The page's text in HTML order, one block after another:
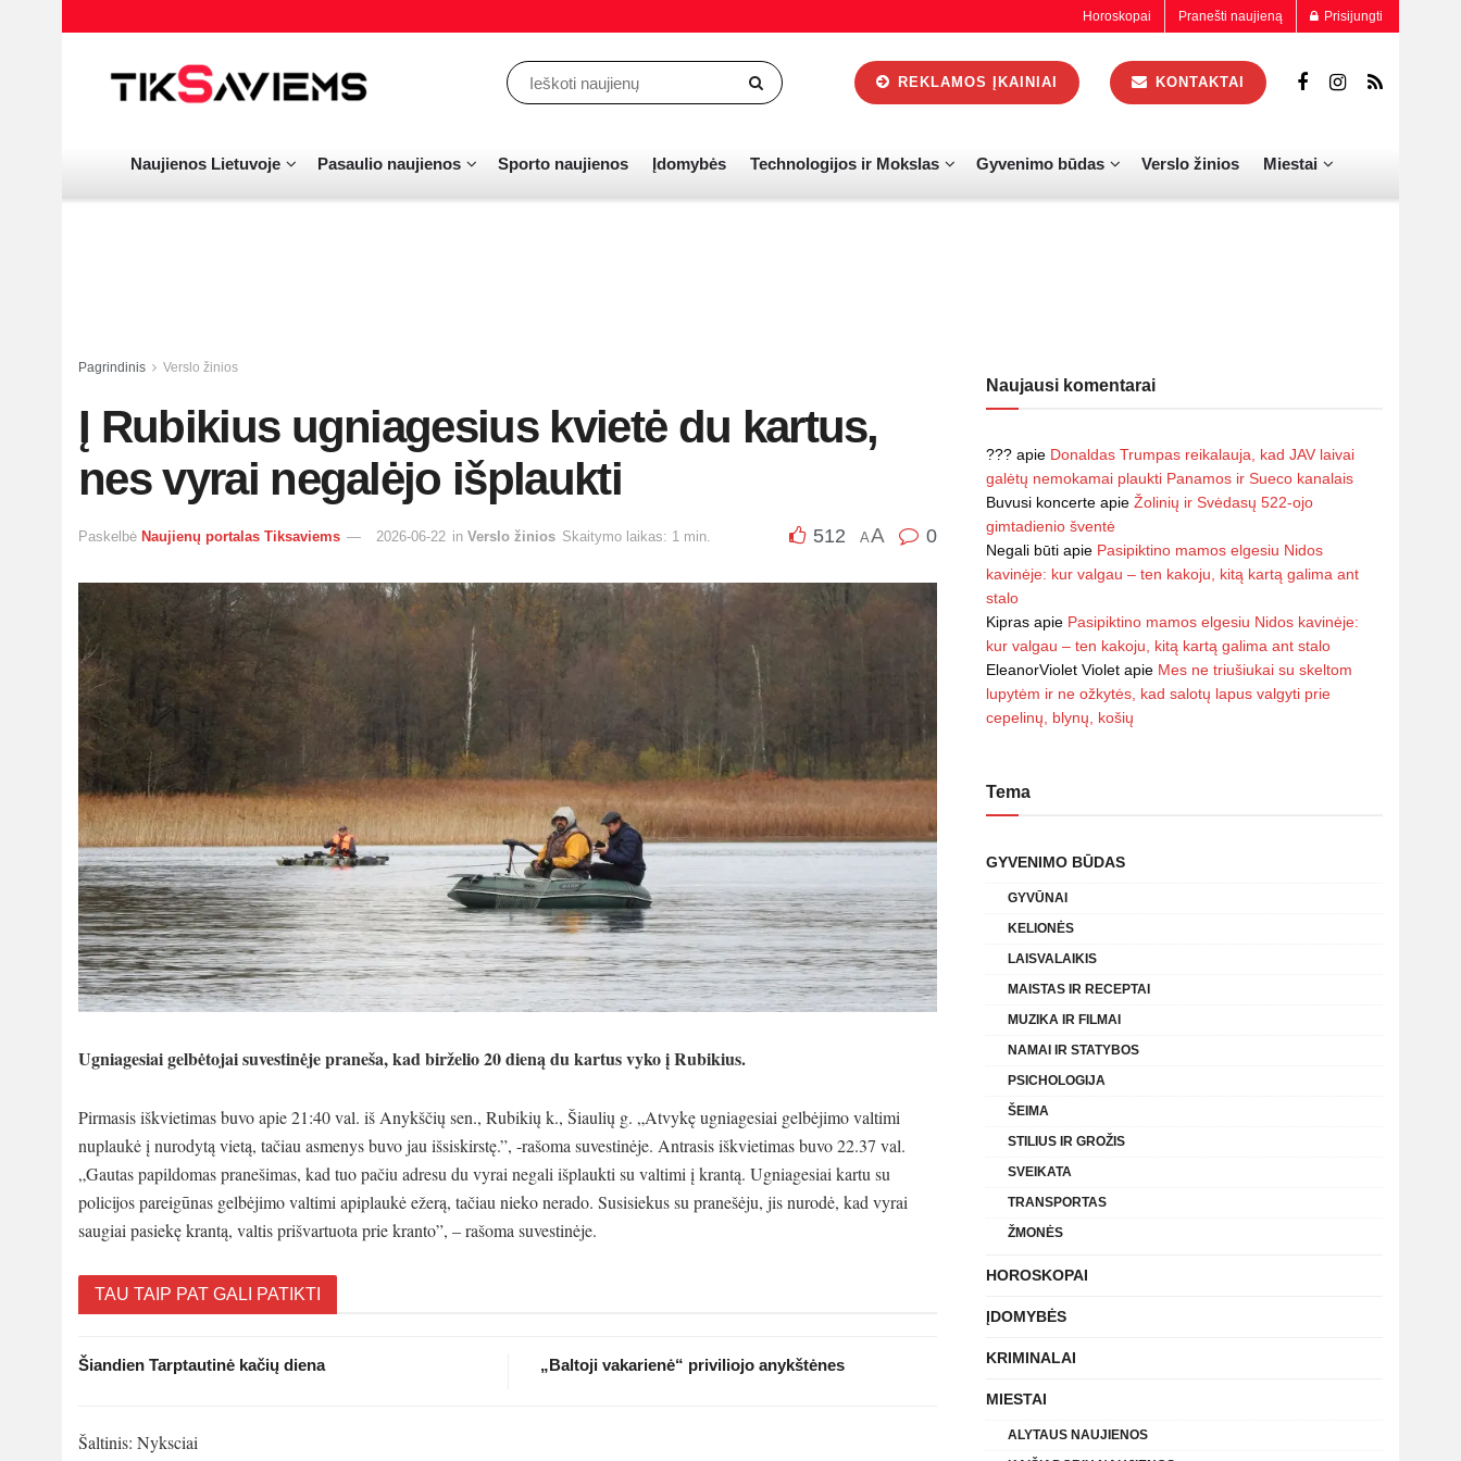
Horoskopai Pranešti naujieną Prisijungti
REKLAMOS ĮKAINIAI KONTAKTAI
Naujienos Lietuvoje Pasaulio naujienos Sporto naujienos Įdomybės Technologijos ir Mokslas Gyvenimo būdas Verslo žinios Miestai
Pagrindinis Verslo žinios
Į Rubikius ugniagesius kvietė du kartus,
nes vyrai negalėjo išplaukti
Paskelbė Naujienų portalas Tiksaviems 2026-06-22 in Verslo žinios Skaitymo laikas: 1 min. 512 AA 0
Ugniagesiai gelbėtojai suvestinėje praneša, kad birželio 20 dieną du kartus vyko į Rubikius.
Pirmasis iškvietimas buvo apie 21:40 val. iš Anykščių sen., Rubikių k., Šiaulių g. „Atvykę ugniagesiai gelbėjimo valtimi
nuplaukė į nurodytą vietą, tačiau asmenys buvo jau išsiskirstę.”, -rašoma suvestinėje. Antrasis iškvietimas buvo 22.37 val.
„Gautas papildomas pranešimas, kad tuo pačiu adresu du vyrai negali išplaukti su valtimi į krantą. Ugniagesiai kartu su
policijos pareigūnas gelbėjimo valtimi apiplaukė ežerą, tačiau nieko nerado. Susisiekus su pranešėju, jis nurodė, kad vyrai
saugiai pasiekę krantą, valtis prišvartuota prie kranto”, – rašoma suvestinėje.
TAU TAIP PAT GALI PATIKTI
Šiandien Tarptautinė kačių diena „Baltoji vakarienė“ priviliojo anykštėnes
Šaltinis: Nyksciai
Naujausi komentarai
??? apie Donaldas Trumpas reikalauja, kad JAV laivai
galėtų nemokamai plaukti Panamos ir Sueco kanalais
Buvusi koncerte apie Žolinių ir Svėdasų 522-ojo
gimtadienio šventė
Negali būti apie Pasipiktino mamos elgesiu Nidos
kavinėje: kur valgau – ten kakoju, kitą kartą galima ant
stalo
Kipras apie Pasipiktino mamos elgesiu Nidos kavinėje:
kur valgau – ten kakoju, kitą kartą galima ant stalo
EleanorViolet Violet apie Mes ne triušiukai su skeltom
lupytėm ir ne ožkytės, kad salotų lapus valgyti prie
cepelinų, blynų, košių
Tema
GYVENIMO BŪDAS
GYVŪNAI
KELIONĖS
LAISVALAIKIS
MAISTAS IR RECEPTAI
MUZIKA IR FILMAI
NAMAI IR STATYBOS
PSICHOLOGIJA
ŠEIMA
STILIUS IR GROŽIS
SVEIKATA
TRANSPORTAS
ŽMONĖS
HOROSKOPAI
ĮDOMYBĖS
KRIMINALAI
MIESTAI
ALYTAUS NAUJIENOS